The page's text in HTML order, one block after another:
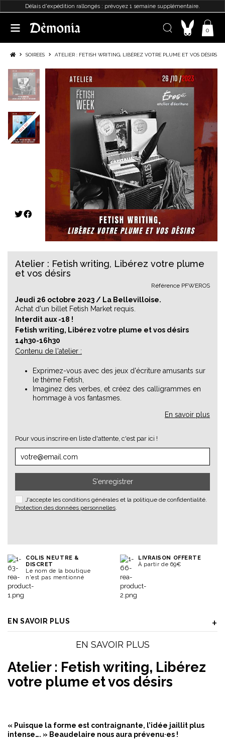
Délais d'expédition rallongés : prévoyez 1 semaine supplémentaire.
0
SOIREES ATELIER : FETISH WRITING, LIBÉREZ VOTRE PLUME ET VOS DÉSIRS
Atelier : Fetish writing, Libérez votre plume
et vos désirs
Référence PFWEROS
Jeudi 26 octobre 2023 / La Bellevilloise.
Achat d'un billet Fetish Market requis.
Interdit aux -18 !
Fetish writing, Libérez votre plume et vos désirs
14h30-16h30
Contenu de l'atelier :
Exprimez-vous avec des jeux d'écriture amusants sur
le thème Fetish,
Imaginez des verbes, et créez des calligrammes en
hommage à vos fantasmes.
En savoir plus
Pour vous inscrire en liste d'attente, c'est par ici !
S'enregistrer
J'accepte les conditions générales et la politique de confidentialité.
Protection des données personnelles.
COLIS NEUTRE &
DISCRET
Le nom de la boutique
n'est pas mentionné
LIVRAISON OFFERTE
À partir de 69€
EN SAVOIR PLUS
EN SAVOIR PLUS
Atelier : Fetish writing, Libérez
votre plume et vos désirs
« Puisque la forme est contraignante, l’idée jaillit plus
intense…. » Beaudelaire nous aura prévenu·es !